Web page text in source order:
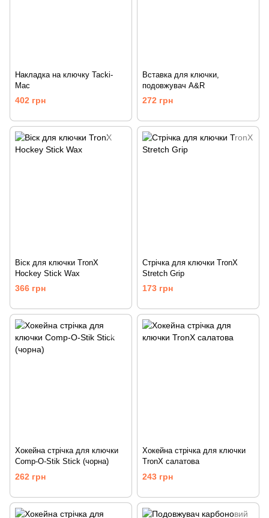
Накладка на ключку Tacki-
Mac
402 грн
Вставка для ключки,
подовжувач A&R
272 грн
Віск для ключки TronX
Hockey Stick Wax
366 грн
Стрічка для ключки TronX
Stretch Grip
173 грн
Хокейна стрічка для ключки
Comp-O-Stik Stick (чорна)
262 грн
Хокейна стрічка для ключки
TronX салатова
243 грн